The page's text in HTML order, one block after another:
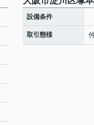
設備条件
取引態様